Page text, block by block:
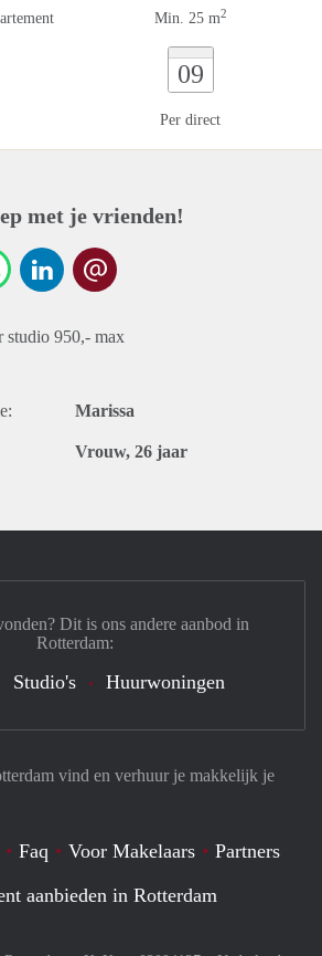
Min. 25 m2
09
Per direct
met je vrienden!
studio 950,- max
Marissa
Vrouw, 26 jaar
vind en verhuur je makkelijk je
Faq Voor Makelaars
Partners
aanbieden in Rotterdam
Dit is ons andere aanbod in
Rotterdam:
Studio's Huurwoningen